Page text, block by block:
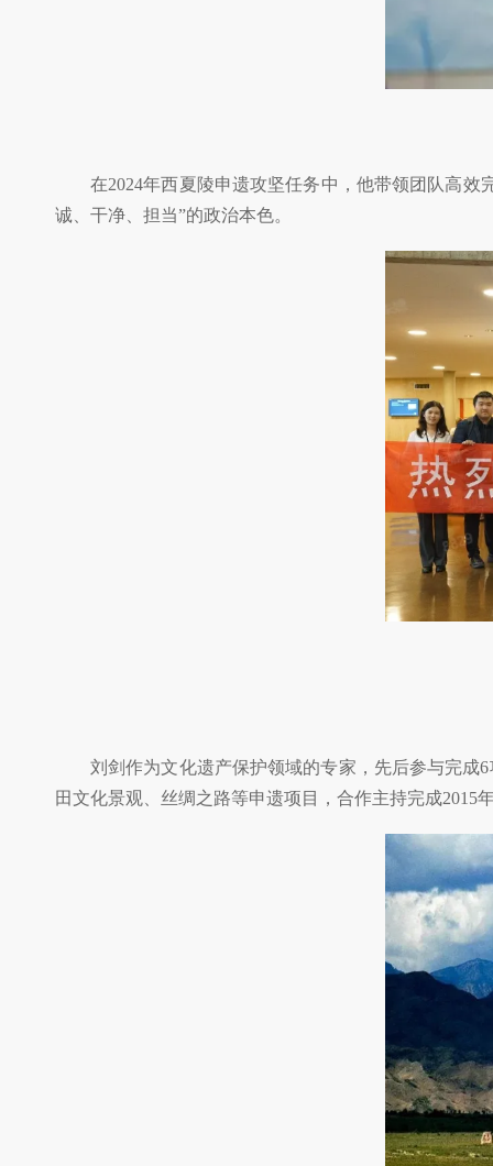
在2024年西夏陵申遗攻坚任务中，他带领团队高
诚、干净、担当”的政治本色。
刘剑作为文化遗产保护领域的专家，先后参与完成
田文化景观、丝绸之路等申遗项目，合作主持完成